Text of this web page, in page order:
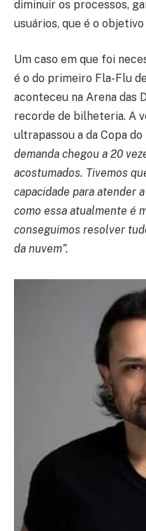
diminuir os processos,
usuários, que é o
Um caso em que foi
é o do primeiro Fla-Flu
aconteceu na Arena das
recorde de bilheteria. A
ultrapassou a da Copa
demanda chegou a 20
acostumados. Tivemos
capacidade para atender
como essa atualmente é
conseguimos resolver
da nuvem”.